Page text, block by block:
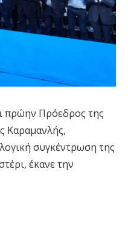
Πρόεδρος της
Καραμανλής,
συγκέντρωση της
έκανε την